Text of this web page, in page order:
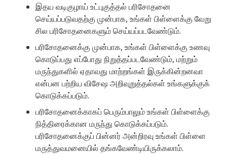
இதய வடிகுழாய் உட்புகுத்தல் பரிசோதனை
செய்யப்படுவதற்கு முன்பாக, உங்கள் பிள்ளைக்கு வேறு
சில பரிசோதனைகளும் செய்யப்படவேண்டும்.
பரிசோதனைக்கு முன்பாக, உங்கள் பிள்ளைக்கு உணவு
கொடுப்பது எப்போது நிறுத்தப்படவேண்டும், மற்றும்
மருந்துகளில் ஏதாவது மாற்றங்கள் இருக்கின்றனவா
என்பன பற்றிய விசேஷ அறிவுறுத்தல்கள் உங்களுக்குக்
கொடுக்கப்படும்.
பரிசோதனைக்காகப் பெரும்பாலும் உங்கள் பிள்ளைக்கு
நித்திரைக்கான மருந்து கொடுக்கப்படும்.
பரிசோதனைக்குப் பின்னர் அன்றிரவு உங்கள் பிள்ளை
மருத்துவமனையில் தங்கவேண்டியிருக்கலாம்.